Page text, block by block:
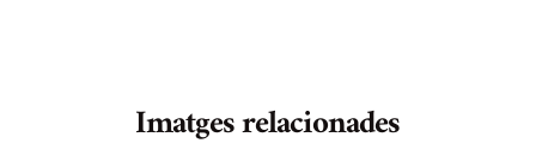
Imatges relacionades